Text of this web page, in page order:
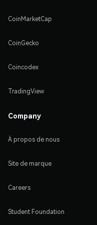
CoinMarketCap
CoinGecko
Coincodex
TradingView
Company
À propos de nous
Site de marque
Careers
Student Foundation